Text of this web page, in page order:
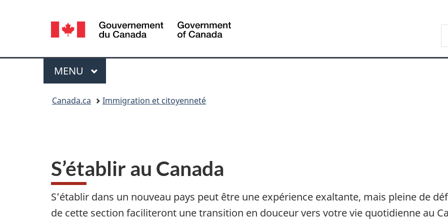
sujet
HTML
Sélection
de
la
langue
Canada
Menu
MENU PRINCIPAL
Canada.ca Immigration et citoyenneté
S’établir au Canada
S’établir dans un nouveau pays peut être une expérience exaltante, mais pleine de
de cette section faciliteront une transition en douceur vers votre vie quotidienne au